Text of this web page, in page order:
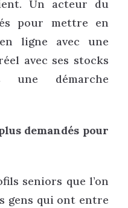
Un acteur du
pour mettre en
ligne avec une
avec ses stocks
une démarche
demandés pour
seniors que l’on
gens qui ont entre